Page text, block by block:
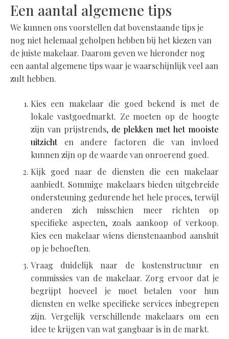
Een aantal algemene tips
We kunnen ons voorstellen dat bovenstaande tips je
nog niet helemaal geholpen hebben bij het kiezen van
de juiste makelaar. Daarom geven we hieronder nog
een aantal algemene tips waar je waarschijnlijk veel aan
zult hebben.
Kies een makelaar die goed bekend is met de
lokale vastgoedmarkt. Ze moeten op de hoogte
zijn van prijstrends, de plekken met het mooiste
uitzichten andere factoren die van invloed
kunnen zijn op de waarde van onroerend goed.
Kijk goed naar de diensten die een makelaar
aanbiedt. Sommige makelaars bieden uitgebreide
ondersteuning gedurende het hele proces, terwijl
anderen zich misschien meer richten op
specifieke aspecten, zoals aankoop of verkoop.
Kies een makelaar wiens dienstenaanbod aansluit
op je behoeften.
Vraag duidelijk naar de kostenstructuur en
commissies van de makelaar. Zorg ervoor dat je
begrijpt hoeveel je moet betalen voor hun
diensten en welke specifieke services inbegrepen
zijn. Vergelijk verschillende makelaars om een
idee te krijgen van wat gangbaar is in de markt.